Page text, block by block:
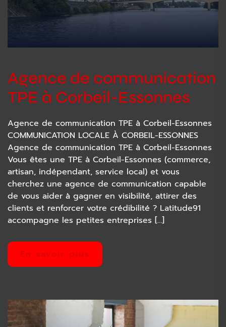
Agence de communication
TPE à Corbeil-Essonnes
Agence de communication TPE à Corbeil-Essonnes
COMMUNICATION LOCALE À CORBEIL-ESSONNES
Agence de communication TPE à Corbeil-Essonnes
Vous êtes une TPE à Corbeil-Essonnes (commerce,
artisan, indépendant, service local) et vous
cherchez une agence de communication capable
de vous aider à gagner en visibilité, attirer des
clients et renforcer votre crédibilité ? Latitude91
accompagne les petites entreprises […]
En savoir plus